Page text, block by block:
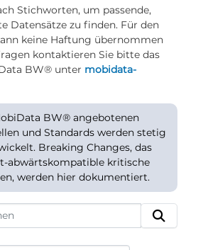
Stichworten, um passende,
Datensätze zu finden. Für den
keine Haftung übernommen
kontaktieren Sie bitte das
BW® unter mobidata-
BW® angebotenen
und Standards werden stetig
Breaking Changes, das
abwärtskompatible kritische
werden hier dokumentiert.